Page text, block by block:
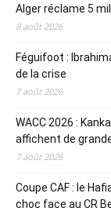
Alger réclame 5
8 août 2026
Féguifoot :
de la crise
7 août 2026
WACC 2026 :
affichent de
7 août 2026
Coupe CAF : le
choc face au CR